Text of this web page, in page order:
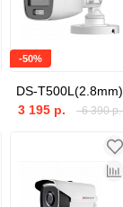
-50%
DS-T500L(2.8mm)
6 390 р.
3 195 р.